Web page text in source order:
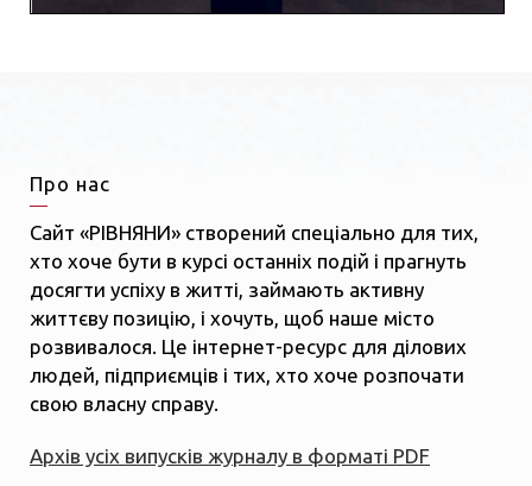
Про нас
Сайт «РІВНЯНИ» створений спеціально для тих,
хто хоче бути в курсі останніх подій і прагнуть
досягти успіху в житті, займають активну
життєву позицію, і хочуть, щоб наше місто
розвивалося. Це інтернет-ресурс для ділових
людей, підприємців і тих, хто хоче розпочати
свою власну справу.
Архів усіх випусків журналу в форматі PDF